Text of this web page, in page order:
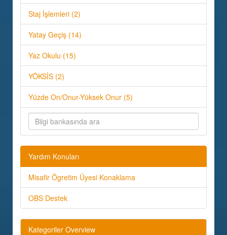
Staj İşlemleri (2)
Yatay Geçiş (14)
Yaz Okulu (15)
YÖKSİS (2)
Yüzde On/Onur-Yüksek Onur (5)
Yardım Konuları
Misafir Ögretim Üyesi Konaklama
OBS Destek
Kategoriler Overview